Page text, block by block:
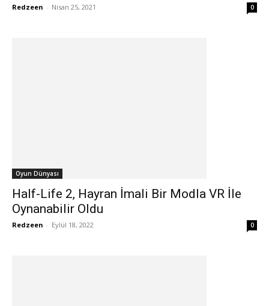
Redzeen - Nisan 25, 2021 0
Oyun Dünyası
Half-Life 2, Hayran İmali Bir Modla VR İle
Oynanabilir Oldu
Redzeen - Eylül 18, 2022 0